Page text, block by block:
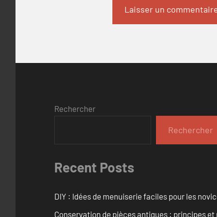
Rechercher
Rechercher
Recent Posts
DIY : Idées de menuiserie faciles pour les
Conservation de pièces antiques : principes